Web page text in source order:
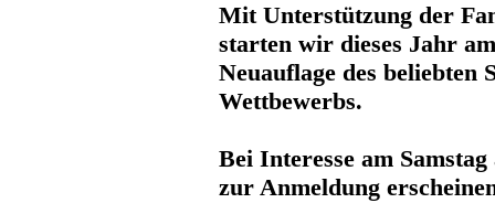
Mit Unterstützung der
starten wir dieses Jahr
Neuauflage des beliebten
Wettbewerbs.
Bei Interesse am
zur Anmeldung